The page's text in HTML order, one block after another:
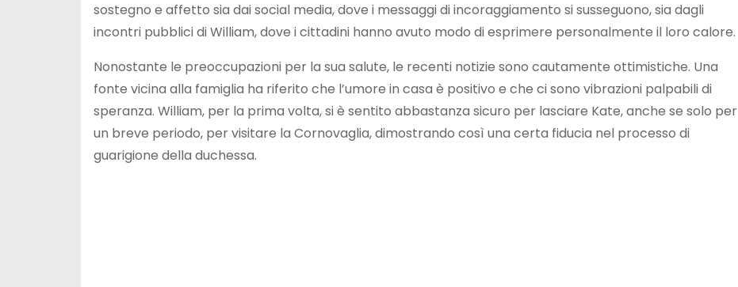
sostegno e affetto sia dai social media, dove i messaggi di incoraggiamento si susseguono, sia dagli
incontri pubblici di William, dove i cittadini hanno avuto modo di esprimere personalmente il loro calore.
Nonostante le preoccupazioni per la sua salute, le recenti notizie sono cautamente ottimistiche. Una
fonte vicina alla famiglia ha riferito che l’umore in casa è positivo e che ci sono vibrazioni palpabili di
speranza. William, per la prima volta, si è sentito abbastanza sicuro per lasciare Kate, anche se solo per
un breve periodo, per visitare la Cornovaglia, dimostrando così una certa fiducia nel processo di
guarigione della duchessa.